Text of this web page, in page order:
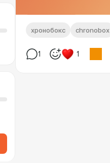
хронобокс chronobox
1 1